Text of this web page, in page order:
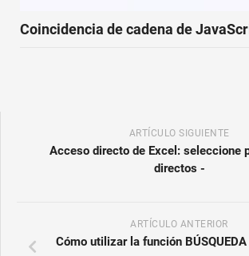
Coincidencia de cadena de
ARTÍCULO SIGUIENTE
Acceso directo de Excel: seleccione
directos -
ARTÍCULO ANTERIOR
Cómo utilizar la función